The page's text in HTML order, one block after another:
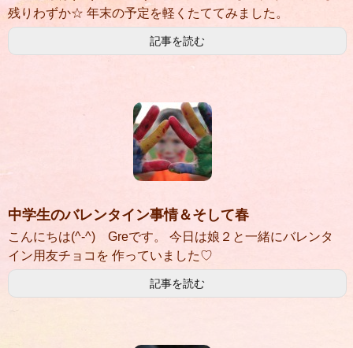
残りわずか☆ 年末の予定を軽くたててみました。
記事を読む
中学生のバレンタイン事情＆そして春
こんにちは(^-^) Greです。 今日は娘２と一緒にバレンタ
イン用友チョコを 作っていました♡
記事を読む